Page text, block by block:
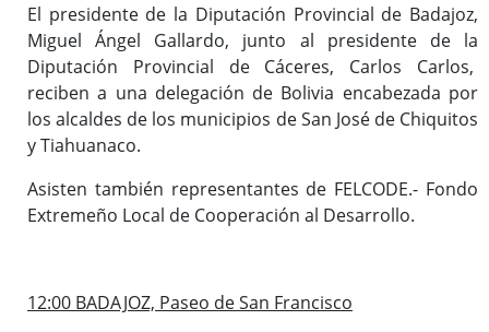
El presidente de la Diputación Provincial de Badajoz,
Miguel Ángel Gallardo, junto al presidente de la
Diputación Provincial de Cáceres, Carlos Carlos,
reciben a una delegación de Bolivia encabezada por
los alcaldes de los municipios de San José de Chiquitos
y Tiahuanaco.
Asisten también representantes de FELCODE.- Fondo
Extremeño Local de Cooperación al Desarrollo.
12:00 BADAJOZ, Paseo de San Francisco